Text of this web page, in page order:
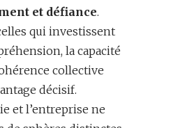
et défiance.
qui investissent
la capacité
collective
décisif.
et l’entreprise ne